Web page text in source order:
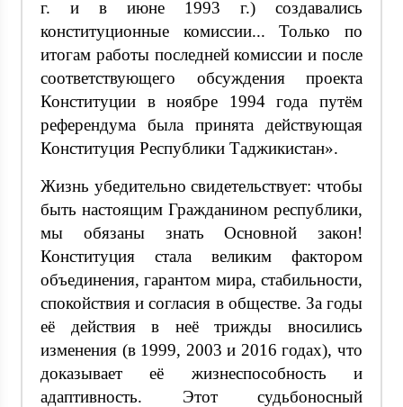
г. и в июне 1993 г.) создавались
конституционные комиссии... Только по
итогам работы последней комиссии и после
соответствующего обсуждения проекта
Конституции в ноябре 1994 года путём
референдума была принята действующая
Конституция Республики Таджикистан».
Жизнь убедительно свидетельствует: чтобы
быть настоящим Гражданином республики,
мы обязаны знать Основной закон!
Конституция стала великим фактором
объединения, гарантом мира, стабильности,
спокойствия и согласия в обществе. За годы
её действия в неё трижды вносились
изменения (в 1999, 2003 и 2016 годах), что
доказывает её жизнеспособность и
адаптивность. Этот судьбоносный